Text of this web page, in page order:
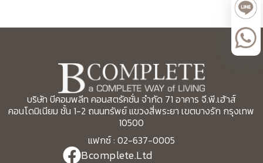
บริษัท บีคอมพลีท คอนสตรัคชั่น จำกัด 71 อาคาร จี.พี.เฮ้าส์
คอนโดมิเนียม ชั้น 1-2 ถนนทรัพย์ แขวงสี่พระยา เขตบางรัก กรุงเทพ
10500
แฟกซ์ : 02-637-0005
Bcomplete.Ltd